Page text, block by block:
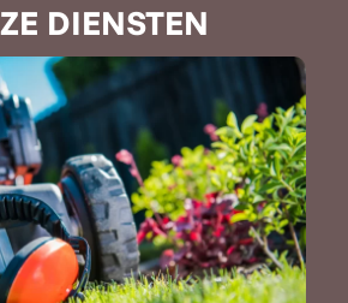
DIENSTEN